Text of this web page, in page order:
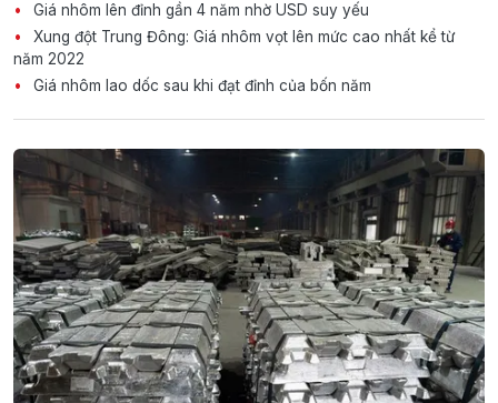
Giá nhôm lên đỉnh gần 4 năm nhờ USD suy yếu
Xung đột Trung Đông: Giá nhôm vọt lên mức cao nhất kể từ
năm 2022
Giá nhôm lao dốc sau khi đạt đỉnh của bốn năm